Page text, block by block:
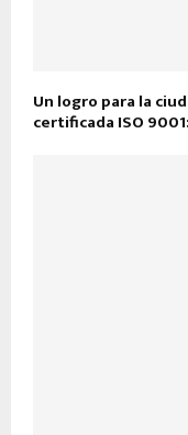
Un logro para la
certificada ISO